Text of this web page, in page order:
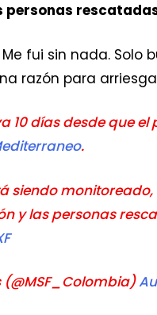
fui sin nada. Solo
razón para
10 días desde que el
.
siendo
y las personas
(@MSF_Colombia)